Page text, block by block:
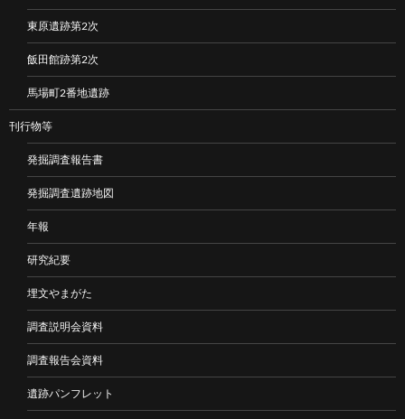
東原遺跡第2次
飯田館跡第2次
馬場町2番地遺跡
刊行物等
発掘調査報告書
発掘調査遺跡地図
年報
研究紀要
埋文やまがた
調査説明会資料
調査報告会資料
遺跡パンフレット